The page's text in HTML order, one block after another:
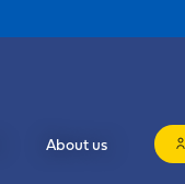
About us